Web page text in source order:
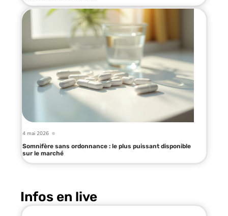
4 mai 2026
Somnifère sans ordonnance : le plus puissant disponible
sur le marché
Infos en live